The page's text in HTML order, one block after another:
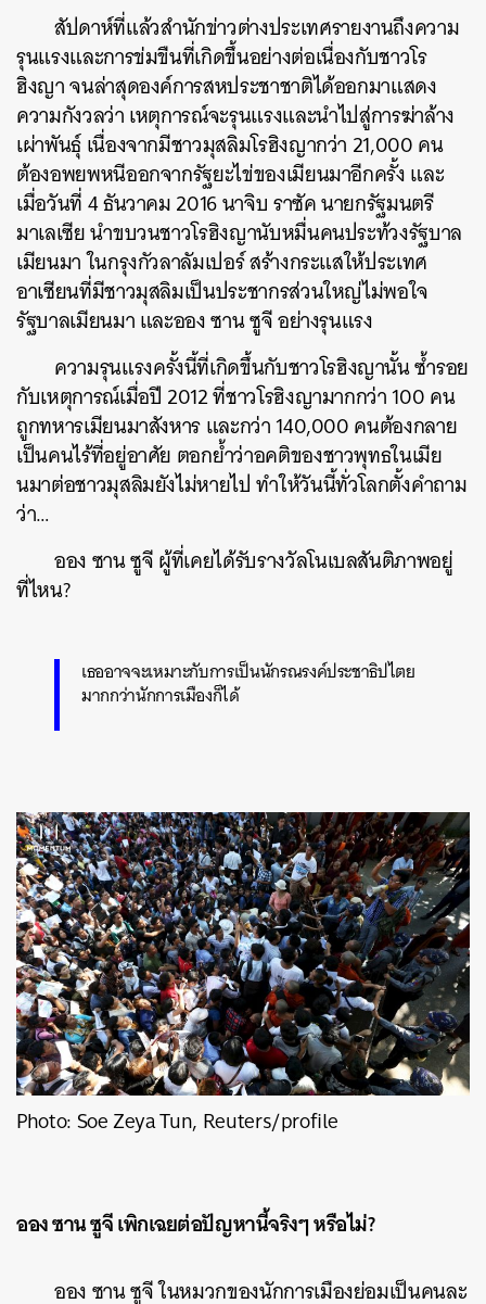
สัปดาห์ที่แล้วสำนักข่าวต่างประเทศรายงานถึงความ
รุนแรงและการข่มขืนที่เกิดขึ้นอย่างต่อเนื่องกับชาวโร
ฮิงญา จนล่าสุดองค์การสหประชาชาติได้ออกมาแสดง
ความกังวลว่า เหตุการณ์จะรุนแรงและนำไปสู่การฆ่าล้าง
เผ่าพันธุ์ เนื่องจากมีชาวมุสลิมโรฮิงญากว่า 21,000 คน
ต้องอพยพหนีออกจากรัฐยะไข่ของเมียนมาอีกครั้ง และ
เมื่อวันที่ 4 ธันวาคม 2016 นาจิบ ราซัค นายกรัฐมนตรี
มาเลเซีย นำขบวนชาวโรฮิงญานับหมื่นคนประท้วงรัฐบาล
เมียนมา ในกรุงกัวลาลัมเปอร์ สร้างกระแสให้ประเทศ
อาเซียนที่มีชาวมุสลิมเป็นประชากรส่วนใหญ่ไม่พอใจ
รัฐบาลเมียนมา และออง ซาน ซูจี อย่างรุนแรง
ความรุนแรงครั้งนี้ที่เกิดขึ้นกับชาวโรฮิงญานั้น ซ้ำรอย
กับเหตุการณ์เมื่อปี 2012 ที่ชาวโรฮิงญามากกว่า 100 คน
ถูกทหารเมียนมาสังหาร และกว่า 140,000 คนต้องกลาย
เป็นคนไร้ที่อยู่อาศัย ตอกย้ำว่าอคติของชาวพุทธในเมีย
นมาต่อชาวมุสลิมยังไม่หายไป ทำให้วันนี้ทั่วโลกตั้งคำถาม
ว่า…
ออง ซาน ซูจี ผู้ที่เคยได้รับรางวัลโนเบลสันติภาพอยู่
ที่ไหน?
เธออาจจะเหมาะกับการเป็นนักรณรงค์ประชาธิปไตย
มากกว่านักการเมืองก็ได้
Photo: Soe Zeya Tun, Reuters/profile
ออง ซาน ซูจี เพิกเฉยต่อปัญหานี้จริงๆ หรือไม่?
ออง ซาน ซูจี ในหมวกของนักการเมืองย่อมเป็นคนละ